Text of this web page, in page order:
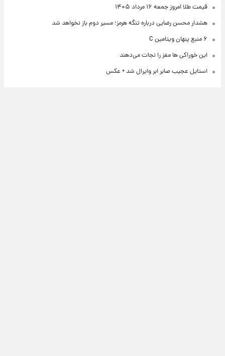
قیمت طلا امروز جمعه ۱۶ مرداد ۱۴۰۵
هشدار محسن رضایی درباره تنگه هرمز؛ مسیر دوم باز نخواهد شد
۶ منبع پنهان ویتامین C
این خوراکی ها مغز را نجات می‌دهند
استایل عجیب صابر ابر وایرال شد + عکس